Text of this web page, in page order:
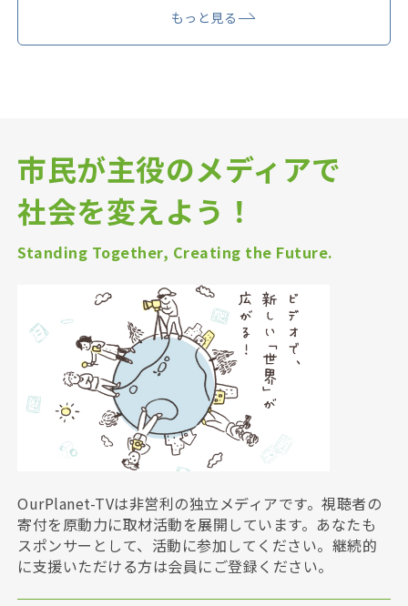
もっと見る
市民が主役のメディアで
社会を変えよう！
Standing Together, Creating the Future.
OurPlanet-TVは非営利の独立メディアです。視聴者の
寄付を原動力に取材活動を展開しています。あなたも
スポンサーとして、活動に参加してください。継続的
に支援いただける方は会員にご登録ください。